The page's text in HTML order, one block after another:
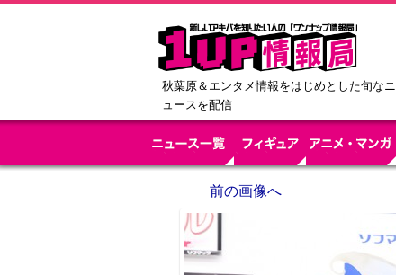
秋葉原＆エンタメ情報をはじめとした旬なニ
ュースを配信
前の画像へ